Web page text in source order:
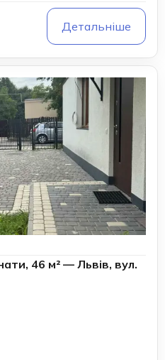
Детальніше
46 м² — Львів, вул.